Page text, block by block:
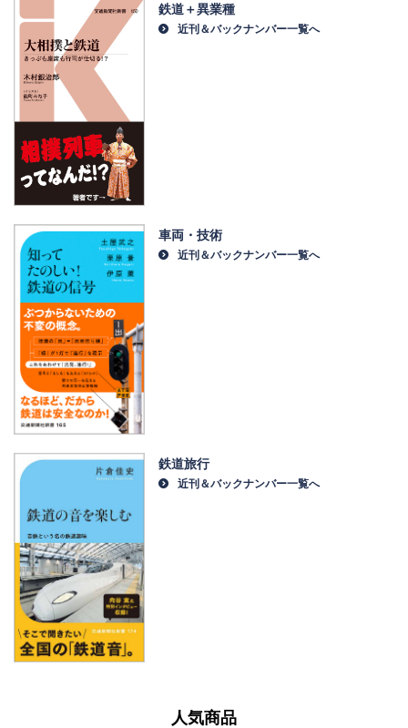
鉄道＋異業種
近刊＆バックナンバー一覧へ
車両・技術
近刊＆バックナンバー一覧へ
鉄道旅行
近刊＆バックナンバー一覧へ
人気商品